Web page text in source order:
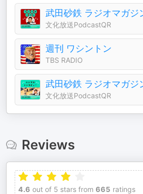
文化放送PodcastQR
週刊 ワシントン
TBS RADIO
文化放送PodcastQR
Reviews
4.6 out of 5 stars from 665 ratings